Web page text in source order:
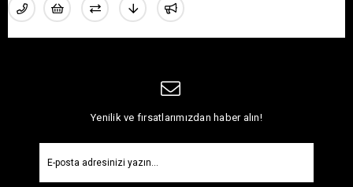
Yenilik ve fırsatlarımızdan haber alın!